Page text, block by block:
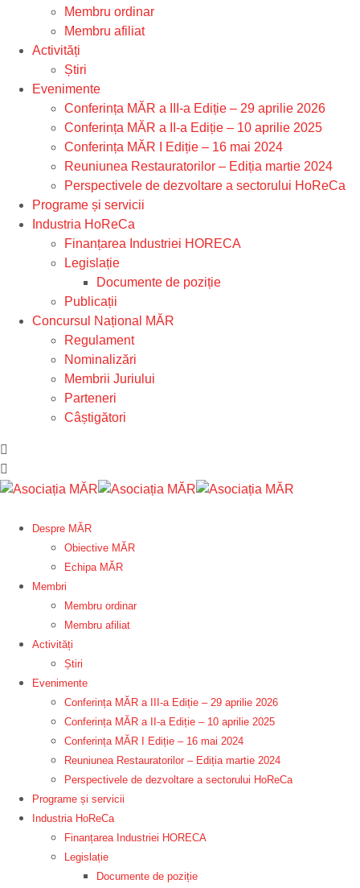
Membru ordinar
Membru afiliat
Activități
Știri
Evenimente
Conferința MĂR a III-a Ediție – 29 aprilie 2026
Conferința MĂR a II-a Ediție – 10 aprilie 2025
Conferința MĂR I Ediție – 16 mai 2024
Reuniunea Restauratorilor – Ediția martie 2024
Perspectivele de dezvoltare a sectorului HoReCa
Programe și servicii
Industria HoReCa
Finanțarea Industriei HORECA
Legislație
Documente de poziție
Publicații
Concursul Național MĂR
Regulament
Nominalizări
Membrii Juriului
Parteneri
Câștigători
Despre MĂR
Obiective MĂR
Echipa MĂR
Membri
Membru ordinar
Membru afiliat
Activități
Știri
Evenimente
Conferința MĂR a III-a Ediție – 29 aprilie 2026
Conferința MĂR a II-a Ediție – 10 aprilie 2025
Conferința MĂR I Ediție – 16 mai 2024
Reuniunea Restauratorilor – Ediția martie 2024
Perspectivele de dezvoltare a sectorului HoReCa
Programe și servicii
Industria HoReCa
Finanțarea Industriei HORECA
Legislație
Documente de poziție